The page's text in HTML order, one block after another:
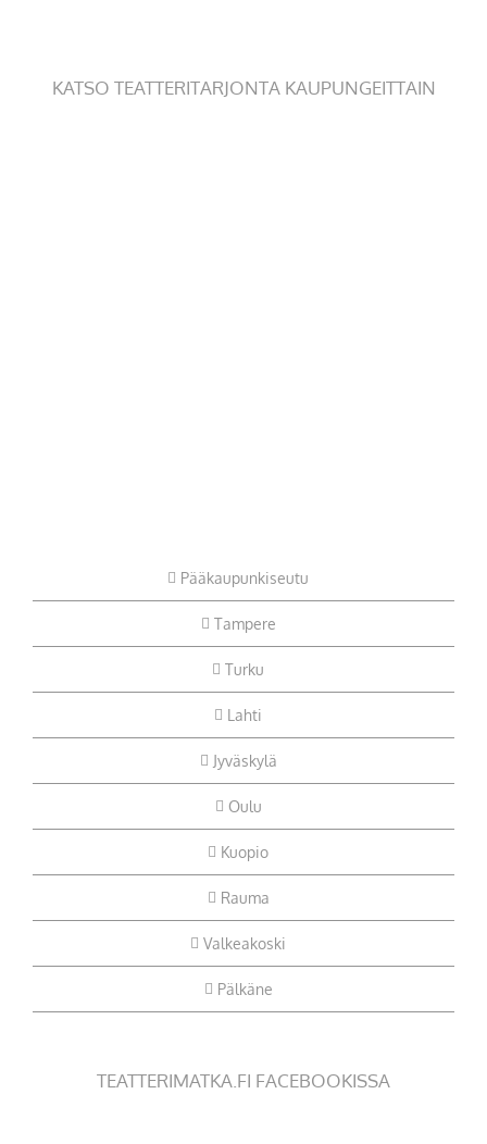
KATSO TEATTERITARJONTA KAUPUNGEITTAIN
Pääkaupunkiseutu
Tampere
Turku
Lahti
Jyväskylä
Oulu
Kuopio
Rauma
Valkeakoski
Pälkäne
TEATTERIMATKA.FI FACEBOOKISSA